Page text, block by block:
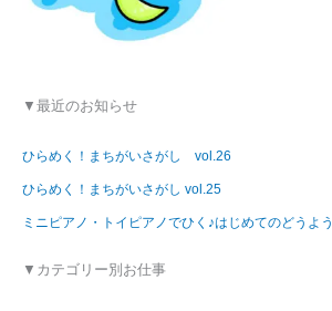
▼最近のお知らせ
ひらめく！まちがいさがし vol.26
ひらめく！まちがいさがし vol.25
ミニピアノ・トイピアノでひく♪はじめてのどうよう
▼カテゴリー別お仕事